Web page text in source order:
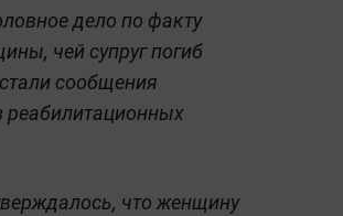
дело по факту
чей супруг погиб
сообщения
реабилитационных
что женщину